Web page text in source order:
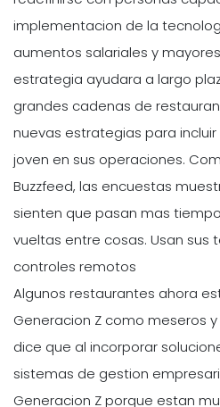
implementacion de la
aumentos salariales y
estrategia ayudara a largo
grandes cadenas de
nuevas estrategias para
joven en sus operaciones.
Buzzfeed, las encuestas
sienten que pasan mas
vueltas entre cosas. Usan sus
controles remotos
Algunos restaurantes ahora
Generacion Z como meseros
dice que al incorporar
sistemas de gestion
Generacion Z porque estan